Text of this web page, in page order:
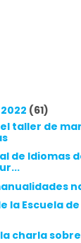
(61)
taller de
de Idiomas
la Escuela
charla